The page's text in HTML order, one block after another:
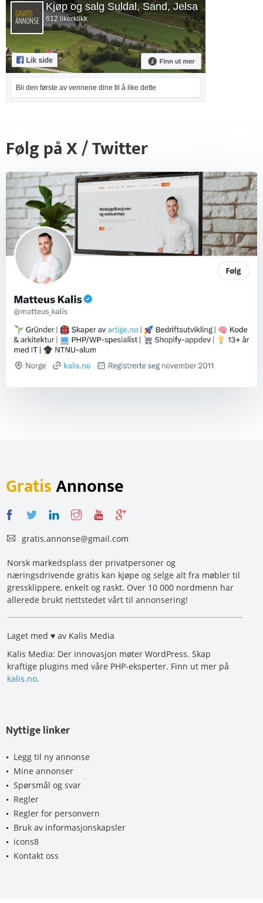
Kjøp og salg Suldal, Sand, Jelsa
612 likerklikk
Bli den første av vennene dine til å like dette
Følg på X / Twitter
GratisAnnonse
gratis.annonse@gmail.com
Norsk markedsplass der privatpersoner og
næringsdrivende gratis kan kjøpe og selge alt fra møbler til
gressklippere, enkelt og raskt. Over 10 000 nordmenn har
allerede brukt nettstedet vårt til annonsering!
Laget med ♥ av Kalis Media
Kalis Media: Der innovasjon møter WordPress. Skap
kraftige plugins med våre PHP-eksperter. Finn ut mer på
kalis.no.
Nyttige linker
Legg til ny annonse
Mine annonser
Spørsmål og svar
Regler
Regler for personvern
Bruk av informasjonskapsler
icons8
Kontakt oss